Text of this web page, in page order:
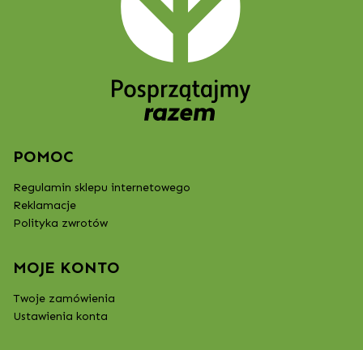
POMOC
Regulamin sklepu internetowego
Reklamacje
Polityka zwrotów
MOJE KONTO
Twoje zamówienia
Ustawienia konta